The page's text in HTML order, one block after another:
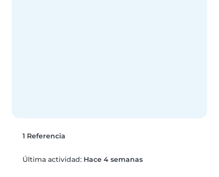
1 Referencia
Última actividad: Hace 4 semanas